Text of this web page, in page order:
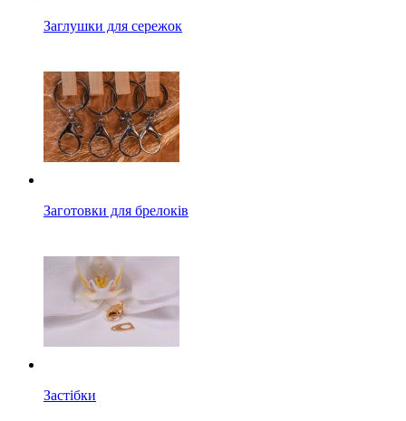
Заглушки для сережок
Заготовки для брелоків
Застібки